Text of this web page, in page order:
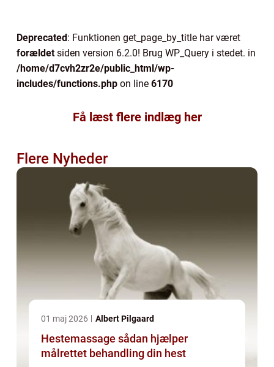
Deprecated: Funktionen get_page_by_title har været
forældetsiden version 6.2.0! Brug WP_Query i stedet. in
/home/d7cvh2zr2e/public_html/wp-
includes/functions.php on line 6170
Få læst flere indlæg her
Flere Nyheder
01 maj 2026 Albert Pilgaard
Hestemassage sådan hjælper
målrettet behandling din hest